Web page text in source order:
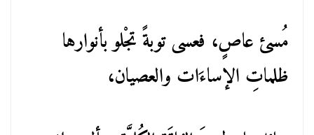
مُسئ عاصٍ، فعسى توبةً تجْلو بأنوارها
ظلماتِ الإساءَات والعصيان،